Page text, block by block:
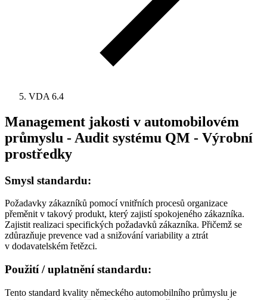
VDA 6.4
Management jakosti v automobilovém
průmyslu - Audit systému QM - Výrobní
prostředky
Smysl standardu:
Požadavky zákazníků pomocí vnitřních procesů organizace
přeměnit v takový produkt, který zajistí spokojeného zákazníka.
Zajistit realizaci specifických požadavků zákazníka. Přičemž se
zdůrazňuje prevence vad a snižování variability a ztrát
v dodavatelském řetězci.
Použití / uplatnění standardu:
Tento standard kvality německého automobilního průmyslu je